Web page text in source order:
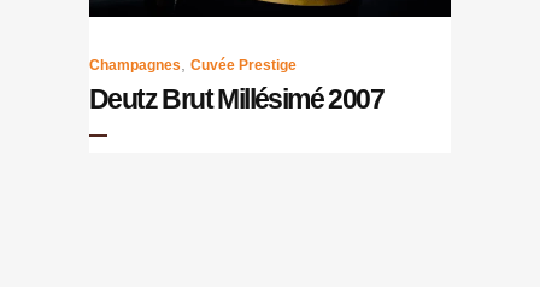
Champagnes Cuvée Prestige
Deutz Brut Millésimé 2007